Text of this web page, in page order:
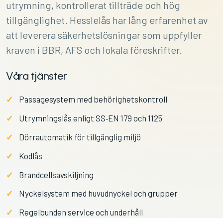
utrymning, kontrollerat tillträde och hög
tillgänglighet. Hesslelås har lång erfarenhet av
att leverera säkerhetslösningar som uppfyller
kraven i BBR, AFS och lokala föreskrifter.
Våra tjänster
Passagesystem med behörighetskontroll
Utrymningslås enligt SS‑EN 179 och 1125
Dörrautomatik för tillgänglig miljö
Kodlås
Brandcellsavskiljning
Nyckelsystem med huvudnyckel och grupper
Regelbunden service och underhåll